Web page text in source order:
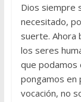
Dios siempre
necesitado,
suerte. Ahora
los seres
que podamos
pongamos en
vocación, no